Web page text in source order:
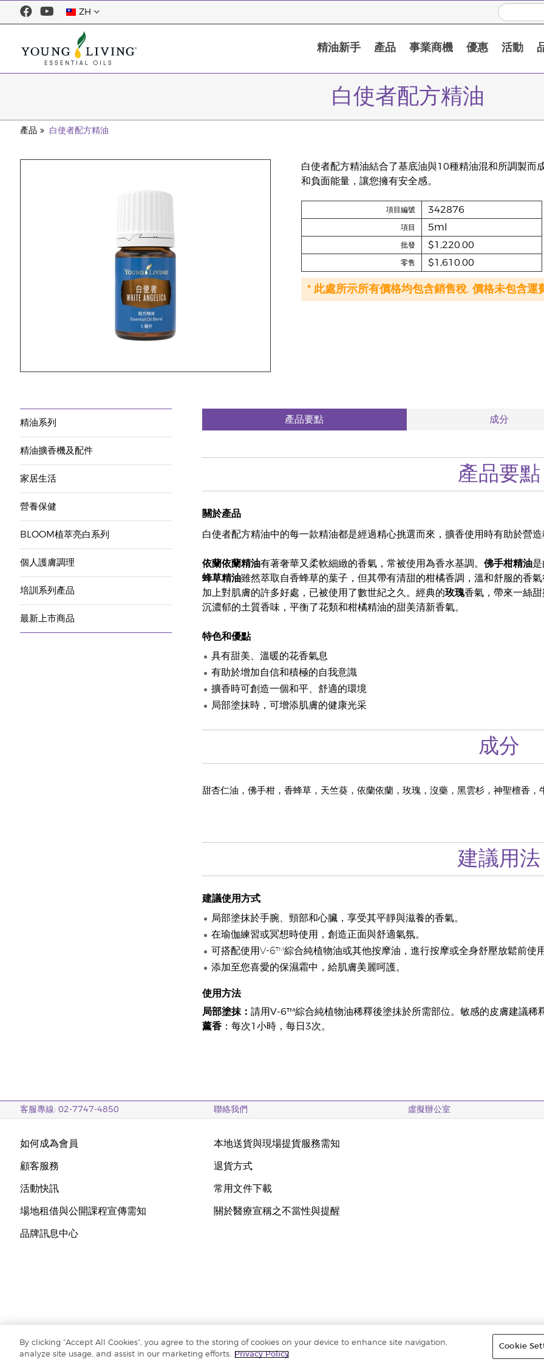
ZH
精油新手 產品 事業商機 優惠 活動
白使者配方精油
產品 白使者配方精油
白使者配方精油結合了基底油與10種精油混和所調製而
和負面能量，讓您擁有安全感。
項目編號 342876
項目 5ml
批發 $1,220.00
零售 $1,610.00
* 此處所示所有價格均包含銷售稅. 價格未包含運
精油系列
精油擴香機及配件
家居生活
營養保健
BLOOM植萃亮白系列
個人護膚調理
培訓系列產品
最新上市商品
產品要點 成分
產品要點
關於產品
白使者配方精油中的每一款精油都是經過精心挑選而來，擴香使用時有助於營造
依蘭依蘭精油有著奢華又柔軟細緻的香氣，常被使用為香水基調。 佛手柑精油是
蜂草精油雖然萃取自香蜂草的葉子，但其帶有清甜的柑橘香調，溫和舒服的香氣
加上對肌膚的許多好處，已被使用了數世紀之久。經典的玫瑰香氣，帶來一絲甜
沉濃郁的土質香味，平衡了花類和柑橘精油的甜美清新香氣。
特色和優點
具有甜美、溫暖的花香氣息
有助於增加自信和積極的自我意識
擴香時可創造一個和平、舒適的環境
局部塗抹時，可增添肌膚的健康光采
成分
甜杏仁油，佛手柑，香蜂草，天竺葵，依蘭依蘭，玫瑰，沒藥，黑雲杉，神聖檀香，
建議用法
建議使用方式
局部塗抹於手腕、頸部和心臟，享受其平靜與滋養的香氣。
在瑜伽練習或冥想時使用，創造正面與舒適氣氛。
可搭配使用V-6™綜合純植物油或其他按摩油，進行按摩或全身舒壓放鬆前使用
添加至您喜愛的保濕霜中，給肌膚美麗呵護。
使用方法
局部塗抹： 請用V-6™綜合純植物油稀釋後塗抺於所需部位。敏感的皮膚建議稀
薰香：每次1小時，每日3次。
客服專線: 02-7747-4850 聯絡我們 虛擬辦公室
如何成為會員
顧客服務
活動快訊
場地租借與公開課程宣傳需知
品牌訊息中心
本地送貨與現場提貨服務需知
退貨方式
常用文件下載
關於醫療宣稱之不當性與提醒
版權所有 © 2018 Young Living Essential Oils 保留修改權利 ‧ | 隱私權聲明
By clicking “Accept All Cookies”, you agree to the storing of cookies on your device to enhance site navigation,
analyze site usage, and assist in our marketing efforts.
Privacy Policy
Cookie